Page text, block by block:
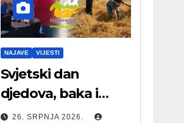
NAJAVE VIJESTI
Svjetski dan
djedova, baka i
starijih osoba
26. SRPNJA 2026.